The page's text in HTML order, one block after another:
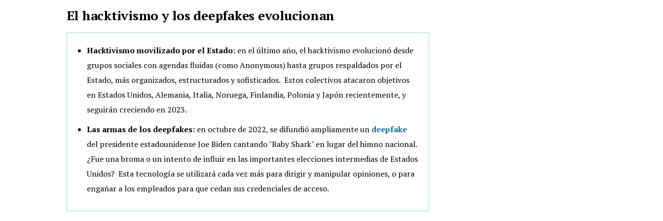
El hacktivismo y los deepfakes evolucionan
Hacktivismo movilizado por el Estado:en el último año, el hacktivismo evolucionó desde
grupos sociales con agendas fluidas (como Anonymous) hasta grupos respaldados por el
Estado, más organizados, estructurados y sofisticados. Estos colectivos atacaron objetivos
en Estados Unidos, Alemania, Italia, Noruega, Finlandia, Polonia y Japón recientemente, y
seguirán creciendo en 2023.
Las armas de los deepfakes:en octubre de 2022, se difundió ampliamenteun deepfake
del presidente estadounidense Joe Bidencantando "Baby Shark" en lugar del himno nacional.
¿Fue una broma o un intento de influir en las importantes elecciones intermedias de Estados
Unidos? Esta tecnología se utilizará cada vez más para dirigir y manipular opiniones, o para
engañar a los empleados para que cedan sus credenciales de acceso.